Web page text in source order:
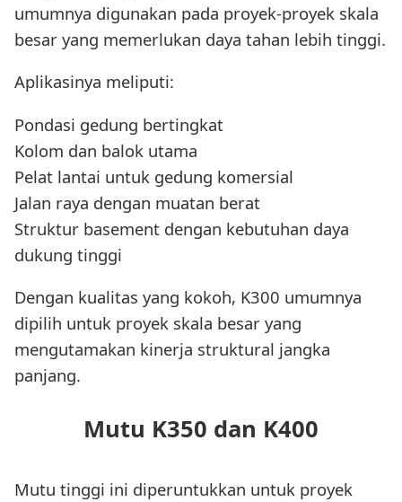
umumnya digunakan pada proyek-proyek skala
besar yang memerlukan daya tahan lebih tinggi.
Aplikasinya meliputi:
Pondasi gedung bertingkat
Kolom dan balok utama
Pelat lantai untuk gedung komersial
Jalan raya dengan muatan berat
Struktur basement dengan kebutuhan daya
dukung tinggi
Dengan kualitas yang kokoh, K300 umumnya
dipilih untuk proyek skala besar yang
mengutamakan kinerja struktural jangka
panjang.
Mutu K350 dan K400
Mutu tinggi ini diperuntukkan untuk proyek